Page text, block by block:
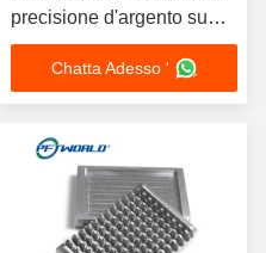
precisione d'argento su
ordinazione delle parti
Chatta Adesso '